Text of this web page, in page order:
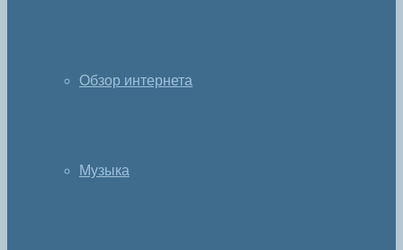
Обзор интернета
Музыка